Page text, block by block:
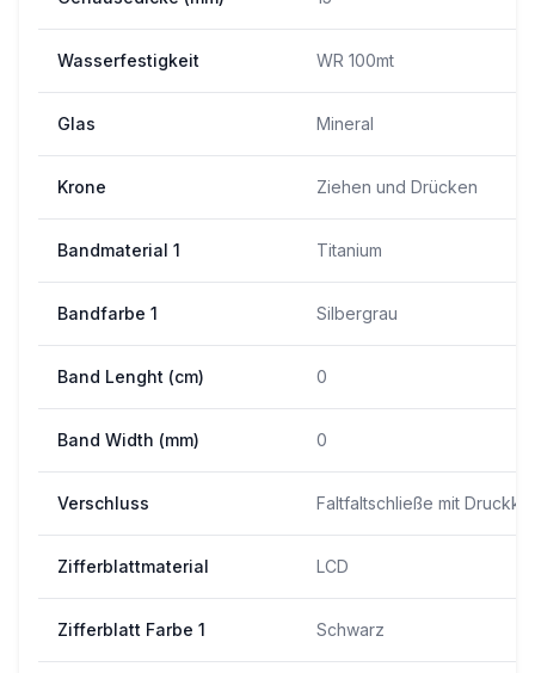
Wasserfestigkeit WR 100mt
Glas Mineral
Krone Ziehen und Drücken
Bandmaterial 1 Titanium
Bandfarbe 1 Silbergrau
Band Lenght (cm) 0
Band Width (mm) 0
Verschluss Faltfaltschließe mit
Zifferblattmaterial LCD
Zifferblatt Farbe 1 Schwarz